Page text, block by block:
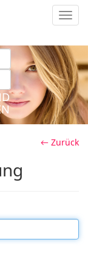
← Zurück